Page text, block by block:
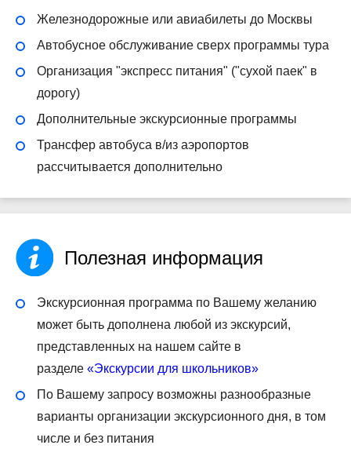
Железнодорожные или авиабилеты до Москвы
Автобусное обслуживание сверх программы тура
Организация "экспресс питания" ("сухой паек" в
дорогу)
Дополнительные экскурсионные программы
Трансфер автобуса в/из аэропортов
рассчитывается дополнительно
Полезная информация
Экскурсионная программа по Вашему желанию
может быть дополнена любой из экскурсий,
представленных на нашем сайте в
разделе «Экскурсии для школьников»
По Вашему запросу возможны разнообразные
варианты организации экскурсионного дня, в том
числе и без питания